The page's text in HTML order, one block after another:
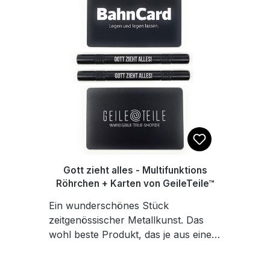
Röhrchen 24 Stunden am Tag
einsatzbereit und kann in vielen
werden. Zum Beispiel zum Umrühren
ihres Tees, als Strohhalm,
Schnorchel oder gar als Fernrohr.
Das Röhrchen hat eine Lasergravur
mit Spruch: Zieh es Positiv - 95mm
Länge und 7mm Innendurchmesser -
Mit geriffelten Flächen f. Ring- u.
Zeigefinger für optimalen Griff. -
Inklusive 2 Karten
Gott zieht alles - Multifunktions
Röhrchen + Karten von GeileTeile™
Ein wunderschönes Stück
zeitgenössischer Metallkunst. Das
wohl beste Produkt, das je aus einem